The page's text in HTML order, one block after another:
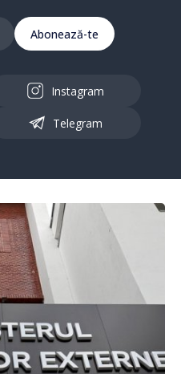
Abonează-te
Instagram
Telegram